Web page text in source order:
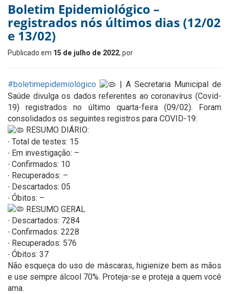
Boletim Epidemiológico –
registrados nós últimos dias (12/02
e 13/02)
Publicado em 15 de julho de 2022, por
#boletimepidemiológico
| A Secretaria Municipal de
Saúde divulga os dados referentes ao coronavírus (Covid-
19) registrados no último quarta-feira (09/02). Foram
consolidados os seguintes registros para COVID-19:
RESUMO DIÁRIO:
∙ Total de testes: 15
∙ Em investigação: –
∙ Confirmados: 10
∙ Recuperados: –
∙ Descartados: 05
∙ Óbitos: –
RESUMO GERAL
∙ Descartados: 7284
∙ Confirmados: 2228
∙ Recuperados: 576
∙ Óbitos: 37
Não esqueça do uso de máscaras, higienize bem as mãos
e use sempre álcool 70%. Proteja-se e proteja a quem você
ama.